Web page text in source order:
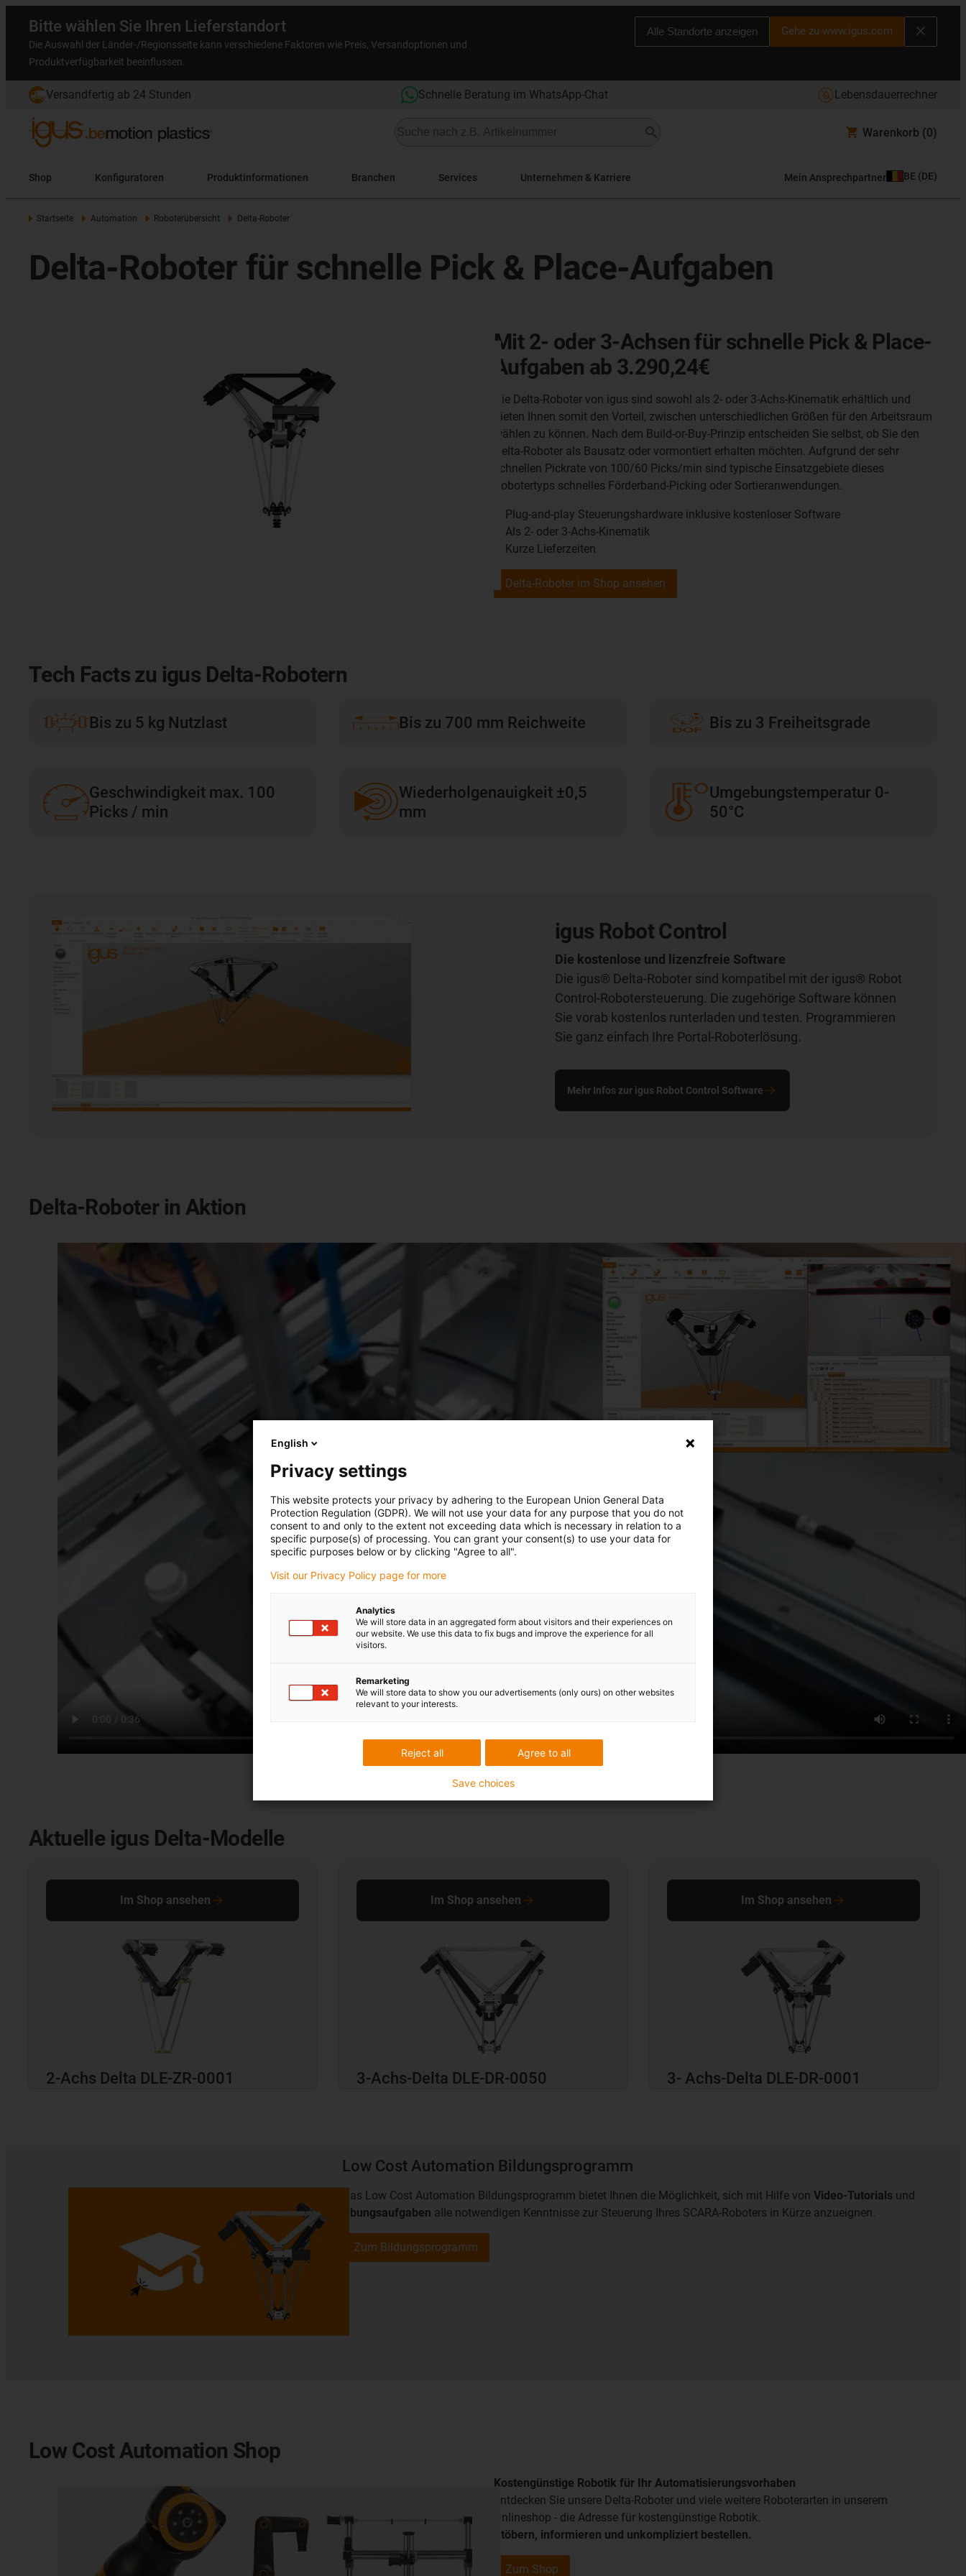
Bitte wählen Sie Ihren Lieferstandort
Die Auswahl der Länder-/Regionsseite kann verschiedene Faktoren wie Preis, Versandoptionen und
Produktverfügbarkeit beeinflussen.
Alle Standorte anzeigen Gehe zu www.igus.com
Versandfertig ab 24 Stunden Schnelle Beratung im WhatsApp-Chat Lebensdauerrechner
Warenkorb (0)
Shop Konfiguratoren Produktinformationen Branchen Services Unternehmen & Karriere Mein Ansprechpartner BE (DE)
Startseite Automation Roboterübersicht Delta-Roboter
Delta-Roboter für schnelle Pick & Place-Aufgaben
Mit 2- oder 3-Achsen für schnelle Pick & Place-
Aufgaben ab 3.290,24€
Die Delta-Roboter von igus sind sowohl als 2- oder 3-Achs-Kinematik erhältlich und
bieten Ihnen somit den Vorteil, zwischen unterschiedlichen Größen für den Arbeitsraum
wählen zu können. Nach dem Build-or-Buy-Prinzip entscheiden Sie selbst, ob Sie den
Delta-Roboter als Bausatz oder vormontiert erhalten möchten. Aufgrund der sehr
schnellen Pickrate von 100/60 Picks/min sind typische Einsatzgebiete dieses
Robotertyps schnelles Förderband-Picking oder Sortieranwendungen.
Plug-and-play Steuerungshardware inklusive kostenloser Software
Als 2- oder 3-Achs-Kinematik
Kurze Lieferzeiten
Delta-Roboter im Shop ansehen
Tech Facts zu igus Delta-Robotern
Bis zu 5 kg Nutzlast Bis zu 700 mm Reichweite Bis zu 3 Freiheitsgrade
Geschwindigkeit max. 100
Picks / min
Wiederholgenauigkeit ±0,5
mm
Umgebungstemperatur 0-
50°C
igus Robot Control
Die kostenlose und lizenzfreie Software
Die igus® Delta-Roboter sind kompatibel mit der igus® Robot
Control-Robotersteuerung. Die zugehörige Software können
Sie vorab kostenlos runterladen und testen. Programmieren
Sie ganz einfach Ihre Portal-Roboterlösung.
Mehr Infos zur igus Robot Control Software
Delta-Roboter in Aktion
Aktuelle igus Delta-Modelle
2-Achs Delta DLE-ZR-0001
Im Shop ansehen
3-Achs-Delta DLE-DR-0050
Im Shop ansehen
3- Achs-Delta DLE-DR-0001
Im Shop ansehen
Low Cost Automation Bildungsprogramm
Das Low Cost Automation Bildungsprogramm bietet Ihnen die Möglichkeit, sich mit Hilfe vonVideo-Tutorials und
Übungsaufgaben alle notwendigen Kenntnisse zur Steuerung Ihres SCARA-Roboters in Kürze anzueignen.
Zum Bildungsprogramm
Low Cost Automation Shop
Kostengünstige Robotik für Ihr Automatisierungsvorhaben
Entdecken Sie unsere Delta-Roboter und viele weitere Roboterarten in unserem
Onlineshop - die Adresse für kostengünstige Robotik.
Stöbern, informieren und unkompliziert bestellen.
Zum Shop
English
Privacy settings
This website protects your privacy by adhering to the European Union General Data
Protection Regulation (GDPR). We will not use your data for any purpose that you do not
consent to and only to the extent not exceeding data which is necessary in relation to a
specific purpose(s) of processing. You can grant your consent(s) to use your data for
specific purposes below or by clicking "Agree to all".
Visit our Privacy Policy page for more
Analytics
We will store data in an aggregated form about visitors and their experiences on
our website. We use this data to fix bugs and improve the experience for all
visitors.
Remarketing
We will store data to show you our advertisements (only ours) on other websites
relevant to your interests.
Agree to all
Reject all
Save choices